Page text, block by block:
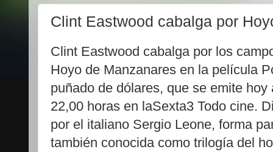
Clint Eastwood cabalga por
Clint Eastwood cabalga por los
Hoyo de Manzanares en la película
puñado de dólares, que se emite hoy
22,00 horas en laSexta3 Todo cine.
por el italiano Sergio Leone, forma
también conocida como trilogía del